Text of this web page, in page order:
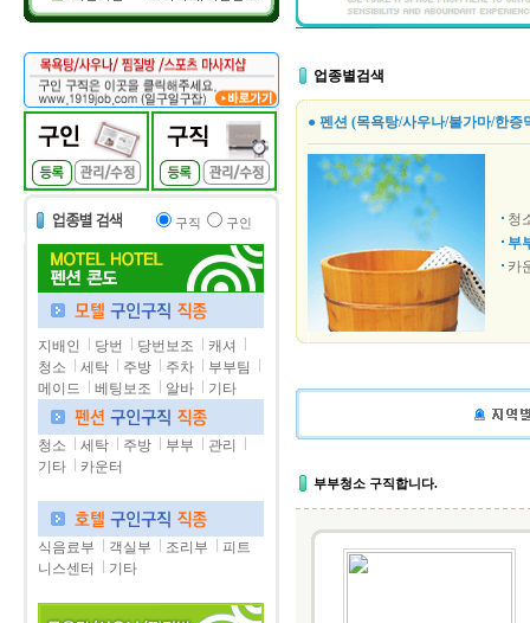
구직 구인
지배인 당번 당번보조
캐셔
청소
세탁 주방 주차
부부팀
메이드
베팅보조 알바 기타
청소 세탁 주방 부부
관리
기타
카운터
식음료부 객실부 조리부
피트
니스센터
기타
업종별검색
● 펜션 (목욕탕/사우나/불가마/한증
청
부
카
부부청소 구직합니다.